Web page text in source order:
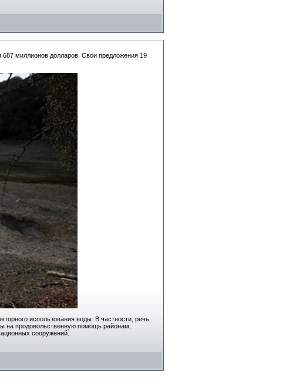
687 миллионов долларов. Свои предложения 19
использования воды. В частности, речь
на продовольственную помощь районам,
сооружений.